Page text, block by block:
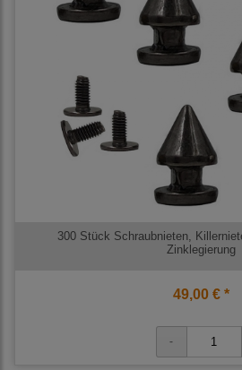
300 Stück Schraubnieten,
Zinklegierung
49,00 € *